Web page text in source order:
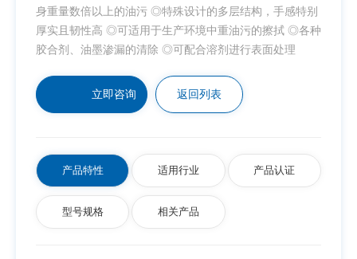
身重量数倍以上的油污 ◎特殊设计的多层结构，手感特别
厚实且韧性高 ◎可适用于生产环境中重油污的擦拭 ◎各种
胶合剂、油墨渗漏的清除 ◎可配合溶剂进行表面处理
立即咨询 返回列表
产品特性 适用行业 产品认证
型号规格 相关产品